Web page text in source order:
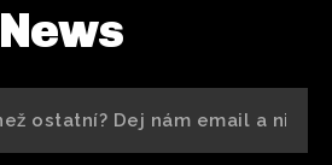
News